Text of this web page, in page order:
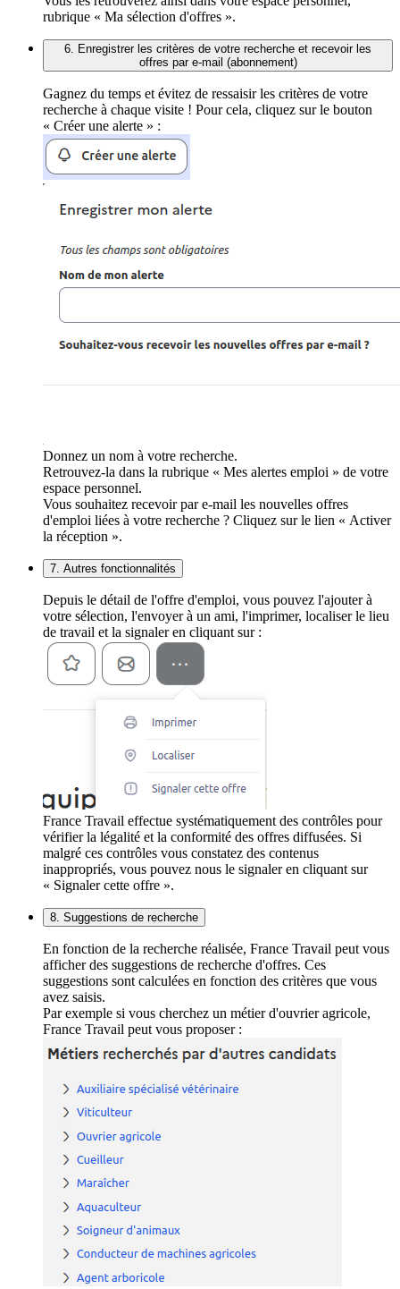
rubrique « Ma sélection d'offres ».
6. Enregistrer les critères de votre recherche et recevoir les
offres par e-mail (abonnement)
Gagnez du temps et évitez de ressaisir les critères de votre
recherche à chaque visite ! Pour cela, cliquez sur le bouton
« Créer une alerte » :
Donnez un nom à votre recherche.
Retrouvez-la dans la rubrique « Mes alertes emploi » de votre
espace personnel.
Vous souhaitez recevoir par e-mail les nouvelles offres
d'emploi liées à votre recherche ? Cliquez sur le lien « Activer
la réception ».
7. Autres fonctionnalités
Depuis le détail de l'offre d'emploi, vous pouvez l'ajouter à
votre sélection, l'envoyer à un ami, l'imprimer, localiser le lieu
de travail et la signaler en cliquant sur :
France Travail effectue systématiquement des contrôles pour
vérifier la légalité et la conformité des offres diffusées. Si
malgré ces contrôles vous constatez des contenus
inappropriés, vous pouvez nous le signaler en cliquant sur
« Signaler cette offre ».
8. Suggestions de recherche
En fonction de la recherche réalisée, France Travail peut vous
afficher des suggestions de recherche d'offres. Ces
suggestions sont calculées en fonction des critères que vous
avez saisis.
Par exemple si vous cherchez un métier d'ouvrier agricole,
France Travail peut vous proposer :